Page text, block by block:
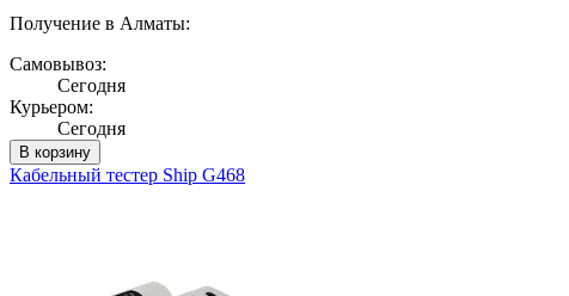
Получение в Алматы:
Самовывоз:
Сегодня
Курьером:
Сегодня
В корзину
Кабельный тестер Ship G468